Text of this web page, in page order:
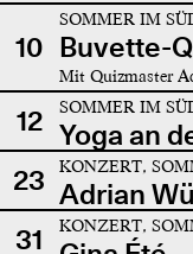
10
SOMMER IM
Buvette-
Mit Quizmaster
12 SOMMER IM
Yoga an
23
KONZERT,
Adrian
31
KONZERT,